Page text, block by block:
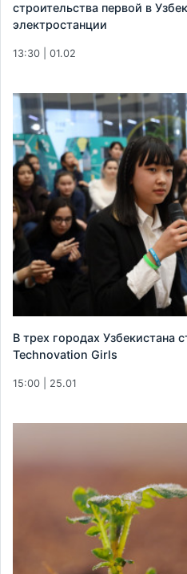
строительства первой в
электростанции
13:30 | 01.02
В трех городах Узбекистана
Technovation Girls
15:00 | 25.01